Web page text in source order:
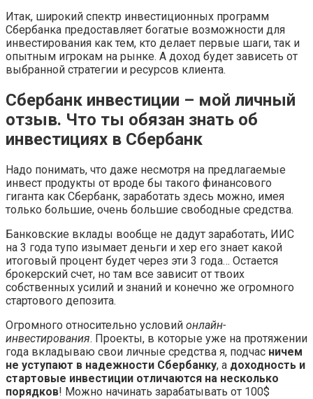
Итак, широкий спектр инвестиционных программ
Сбербанка предоставляет богатые возможности для
инвестирования как тем, кто делает первые шаги, так и
опытным игрокам на рынке. А доход будет зависеть от
выбранной стратегии и ресурсов клиента.
Сбербанк инвестиции – мой личный
отзыв. Что ты обязан знать об
инвестициях в Сбербанк
Надо понимать, что даже несмотря на предлагаемые
инвест продукты от вроде бы такого финансового
гиганта как Сбербанк, заработать здесь можно, имея
только большие, очень большие свободные средства.
Банковские вклады вообще не дадут заработать, ИИС
на 3 года тупо изымает деньги и хер его знает какой
итоговый процент будет через эти 3 года… Остается
брокерский счет, но там все зависит от твоих
собственных усилий и знаний и конечно же огромного
стартового депозита.
Огромного относительно условий онлайн-
инвестирования. Проекты, в которые уже на протяжении
года вкладываю свои личные средства я, подчас ничем
не уступают в надежности Сбербанку, а доходность и
стартовые инвестиции отличаются на несколько
порядков! Можно начинать зарабатывать от 100$